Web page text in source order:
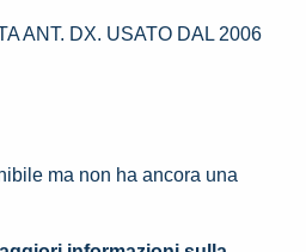
ANT. DX. USATO DAL 2006
ma non ha ancora una